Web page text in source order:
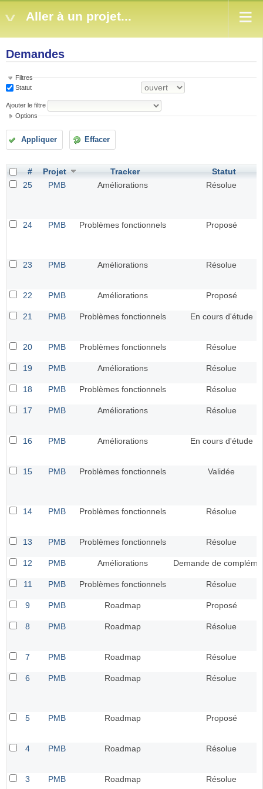
Aller à un projet...
Demandes
Filtres
Statut
Ajouter le filtre
Options
Appliquer Effacer
# Projet Tracker
Statut
25
PMB Améliorations Résolue
24 PMB Problèmes fonctionnels Proposé
23 PMB Améliorations Résolue
22 PMB Améliorations Proposé
21 PMB Problèmes fonctionnels En cours d'étude
20 PMB Problèmes fonctionnels Résolue
19 PMB Améliorations Résolue
18 PMB Problèmes fonctionnels Résolue
17 PMB Améliorations Résolue
16 PMB Améliorations En cours d'étude
15 PMB Problèmes fonctionnels Validée
14 PMB Problèmes fonctionnels Résolue
13 PMB Problèmes fonctionnels Résolue
12 PMB Améliorations Demande de
11 PMB Problèmes fonctionnels Résolue
9 PMB Roadmap Proposé
8 PMB Roadmap Résolue
7 PMB Roadmap Résolue
6 PMB Roadmap Résolue
5 PMB Roadmap Proposé
4 PMB Roadmap Résolue
3 PMB Roadmap Résolue